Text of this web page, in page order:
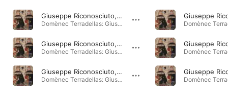
Giuseppe Riconosciuto, Atto III: Coro. "A quel celeste arcana"
Domènec Terradellas: Giuseppe riconosciuto · 2026
Giuseppe Riconosciuto, Atto III: Recitativo. "Soffrite, affetti miei"
Domènec Terradellas: Giuseppe riconosciuto · 2026
Giuseppe Riconosciuto, Atto III: Recitativo. "Ecco, oh signore, i rei"
Domènec Terradellas: Giuseppe riconosciuto · 2026